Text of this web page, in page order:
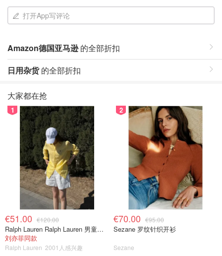
打开App写评论
Amazon德国亚马逊的全部折扣
日用杂货的全部折扣
大家都在抢
1
€51.00 €120.00
Ralph Lauren Ralph Lauren 男童亚麻衬衫
刘亦菲同款
Ralph Lauren 2001人感兴趣
2
€70.00 €95.00
Sezane 罗纹针织开衫
Sezane